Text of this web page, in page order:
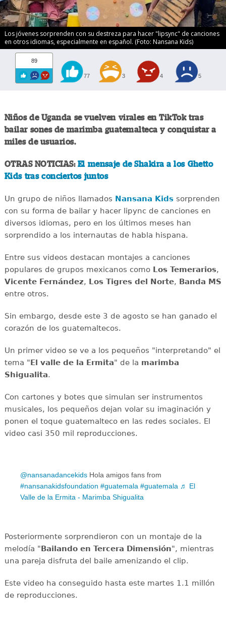
Los jóvenes sorprenden con su destreza para hacer "lipsync" de canciones
en otros idiomas, especialmente en español. (Foto: Nansana Kids)
89
77 3 4 5
Niños de Uganda se vuelven virales en TikTok tras
bailar sones de marimba guatemalteca y conquistar a
miles de usuarios.
OTRAS NOTICIAS: El mensaje de Shakira a los Ghetto
Kids tras conciertos juntos
Un grupo de niños llamados Nansana Kidssorprenden
con su forma de bailar y hacer lipync de canciones en
diversos idiomas, pero en los últimos meses han
sorprendido a los internautas de habla hispana.
Entre sus videos destacan montajes a canciones
populares de grupos mexicanos como Los Temerarios,
Vicente Fernández, Los Tigres del Norte, Banda MS
entre otros.
Sin embargo, desde este 3 de agosto se han ganado el
corazón de los guatemaltecos.
Un primer video se ve a los pequeños "interpretando" el
tema " El valle de la Ermita" de la marimba
Shigualita.
Con cartones y botes que simulan ser instrumentos
musicales, los pequeños dejan volar su imaginación y
ponen el toque guatemalteco en las redes sociales. El
video casi 350 mil reproducciones.
@nansanadancekids Hola amigos fans from
#nansanakidsfoundation #guatemala #guatemala ♬ El
Valle de la Ermita - Marimba Shigualita
Posteriormente sorprendieron con un montaje de la
melodía "Bailando en Tercera Dimensión", mientras
una pareja disfruta del baile amenizando el clip.
Este video ha conseguido hasta este martes 1.1 millón
de reproducciones.